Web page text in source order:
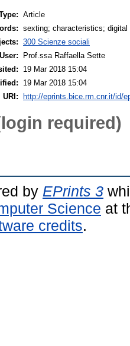
Article
sexting; characteristics;
300 Scienze sociali
Prof.ssa Raffaella Sette
19 Mar 2018 15:04
19 Mar 2018 15:04
URI:
http://eprints.bice.rm.cnr.it/id/
required)
by EPrints 3
Science at
credits.